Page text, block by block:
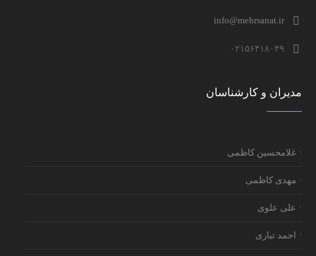
info@mehrsanat.ir
۰۲۱۵۶۴۱۸۰۴۹
مدیران و کارشناسان
غلامحسین کاظمی
مهدی کاظمی
علی علوی
احمد تباری